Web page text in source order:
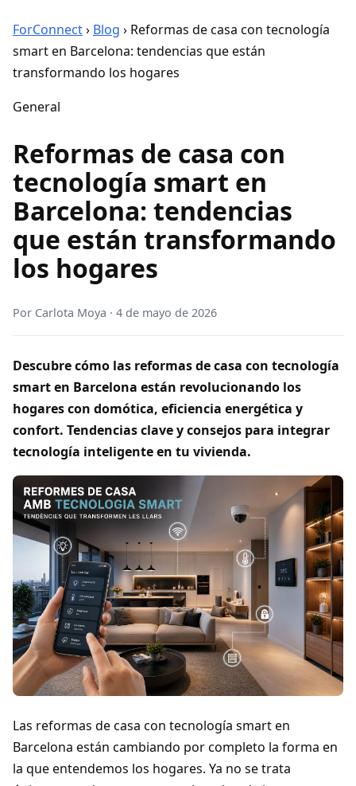
ForConnect› Blog › Reformas de casa con tecnología
smart en Barcelona: tendencias que están
transformando los hogares
General
Reformas de casa con
tecnología smart en
Barcelona: tendencias
que están transformando
los hogares
Por Carlota Moya · 4 de mayo de 2026
Descubre cómo las reformas de casa con tecnología
smart en Barcelona están revolucionando los
hogares con domótica, eficiencia energética y
confort. Tendencias clave y consejos para integrar
tecnología inteligente en tu vivienda.
Las reformas de casa con tecnología smart en
Barcelona están cambiando por completo la forma en
la que entendemos los hogares. Ya no se trata